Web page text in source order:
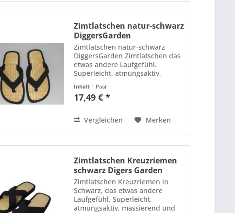
Zimtlatschen natur-schwarz
DiggersGarden
Zimtlatschen natur-schwarz
DiggersGarden Zimtlatschen das
etwas andere Laufgefühl.
Superleicht, atmungsaktiv,
Zimtnote. Farbe: schwarz
Laufsohle: Kautschuk
und Decksohle: Stoff,...
Inhalt 1 Paar
17,49 € *
Vergleichen Merken
Zimtlatschen Kreuzriemen
schwarz Digers Garden
Zimtlatschen Kreuzriemen in
Schwarz, das etwas andere
Laufgefühl. Superleicht,
atmungsaktiv, massierend und